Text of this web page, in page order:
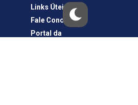
Links Úteis
Fale Conosco
Portal da